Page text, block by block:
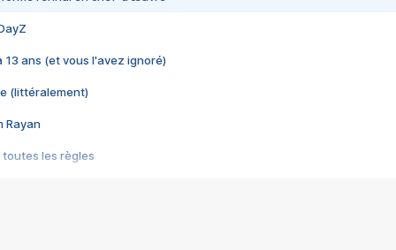
13 ans (et vous l'avez ignoré)
(littéralement)
Rayan
toutes les règles